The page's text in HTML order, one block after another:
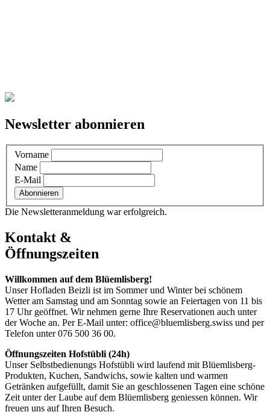
Newsletter abonnieren
Vorname
Name
E-Mail
Die Newsletteranmeldung war erfolgreich.
Kontakt &
Öffnungszeiten
Willkommen auf dem Blüemlisberg!
Unser Hofladen Beizli ist im Sommer und Winter bei schönem
Wetter am Samstag und am Sonntag sowie an Feiertagen von 11 bis
17 Uhr geöffnet. Wir nehmen gerne Ihre Reservationen auch unter
der Woche an. Per E-Mail unter: office@bluemlisberg.swiss und per
Telefon unter 076 500 36 00.
Öffnungszeiten Hofstübli (24h)
Unser Selbstbedienungs Hofstübli wird laufend mit Blüemlisberg-
Produkten, Kuchen, Sandwichs, sowie kalten und warmen
Getränken aufgefüllt, damit Sie an geschlossenen Tagen eine schöne
Zeit unter der Laube auf dem Blüemlisberg geniessen können. Wir
freuen uns auf Ihren Besuch.